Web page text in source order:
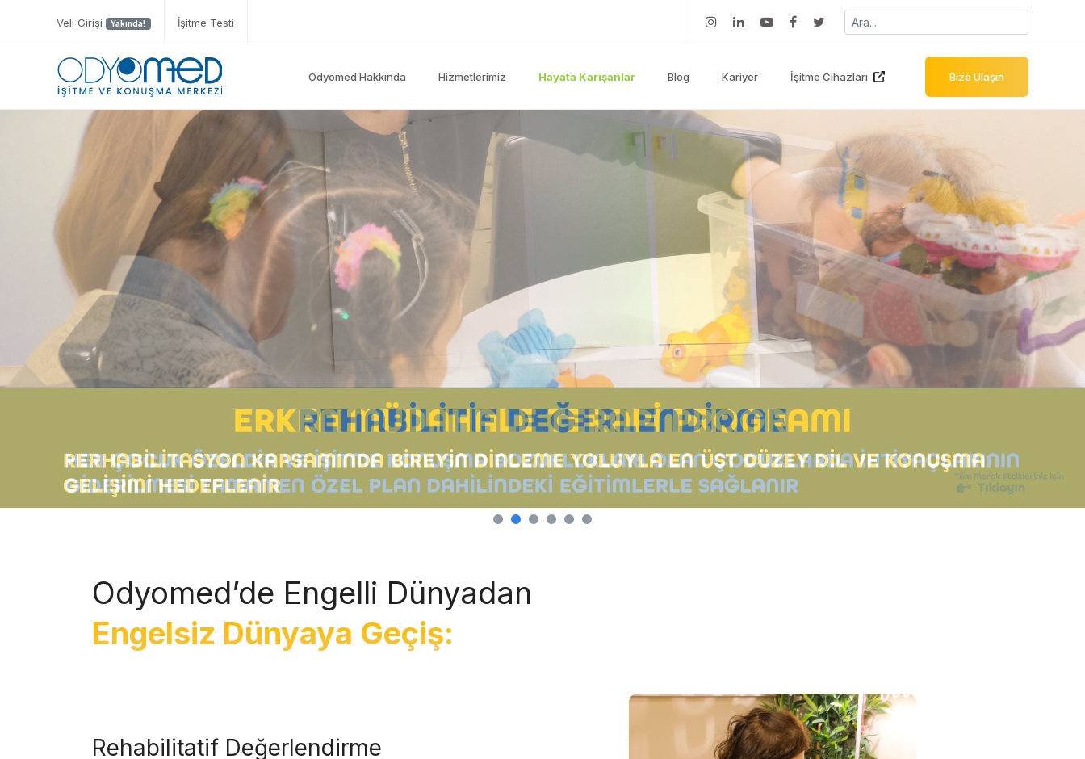
Veli Girişi Yakında! İşitme Testi
Odyomed Hakkında Hizmetlerimiz Hayata Karışanlar Blog Kariyer İşitme Cihazları Bize Ulaşın
Odyomed’de Engelli Dünyadan
Engelsiz Dünyaya Geçiş:
Rehabilitatif Değerlendirme